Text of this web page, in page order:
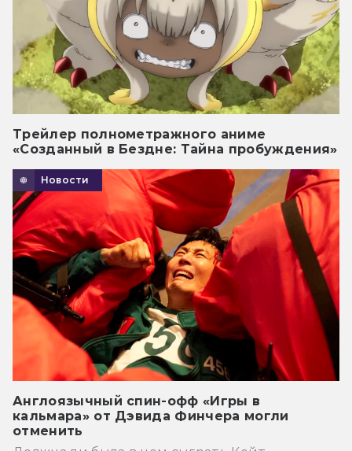
Трейлер полнометражного аниме
«Созданный в Бездне: Тайна пробуждения»
Новости
Англоязычный спин-офф «Игры в
кальмара» от Дэвида Финчера могли
отменить